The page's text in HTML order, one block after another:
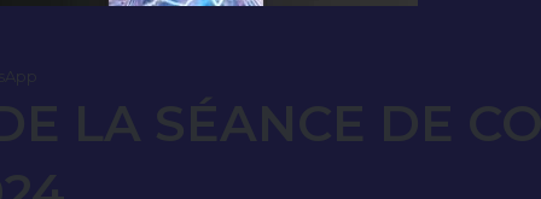
LA SÉANCE DE